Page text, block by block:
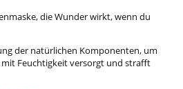
die Wunder wirkt, wenn du
der natürlichen Komponenten, um
Feuchtigkeit versorgt und strafft